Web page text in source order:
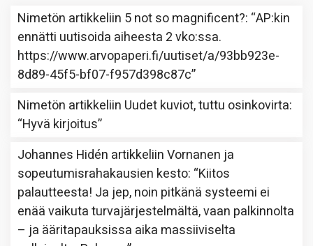
Nimetön artikkeliin 5 not so magnificent?: “AP:kin
ennätti uutisoida aiheesta 2 vko:ssa.
https://www.arvopaperi.fi/uutiset/a/93bb923e-
8d89-45f5-bf07-f957d398c87c”
Nimetön artikkeliin Uudet kuviot, tuttu osinkovirta:
“Hyvä kirjoitus”
Johannes Hidén artikkeliinVornanen ja
sopeutumisrahakausien kesto: “Kiitos
palautteesta! Ja jep, noin pitkänä systeemi ei
enää vaikuta turvajärjestelmältä, vaan palkinnolta
– ja ääritapauksissa aika massiiviselta